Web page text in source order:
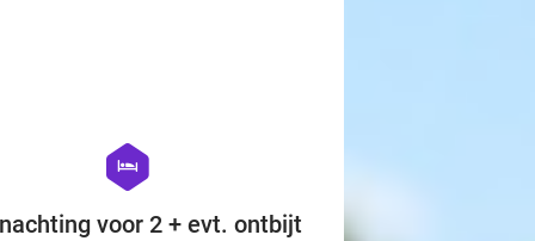
hexagon
hotel
voor 2 + evt. ontbijt